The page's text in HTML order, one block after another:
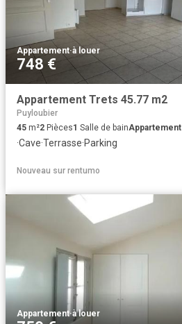
Appartement·à louer
748 €
Appartement Trets 45.77 m2
Puyloubier
45 m²2 Pièces1 Salle de bainAppartement
·Cave·Terrasse·Parking
Nouveau sur rentumo
Appartement·à louer